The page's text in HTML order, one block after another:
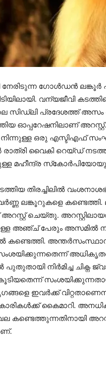
നേരിടുന്ന ഗോള്‍ഡന്‍ ലങ്കൂര്‍
വന്യജീവി
സിഡ്ലി പ്രദേശത്ത്
ഓപ്പറേഷനിലാണ്
ഒരു എസ്ടിഎഫ്
രാത്രി വൈകി റെയ്ഡ്
മഹീന്ദ്ര
തിരച്ചിലില്‍
ലങ്കൂറുകളെ കണ്ടെത്തി.
ചെയ്തു.
അഞ്ച് പേരും അസമില്‍
സംശയിക്കുന്നതെന്ന്
പുതുതായി നിര്‍മിച്ച ചിക്ന
ഇവര്‍ക്ക്
കൈമാറി.
കണ്ടെത്തുന്നതിനായി